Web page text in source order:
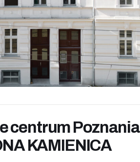
centrum Poznania
KAMIENICA